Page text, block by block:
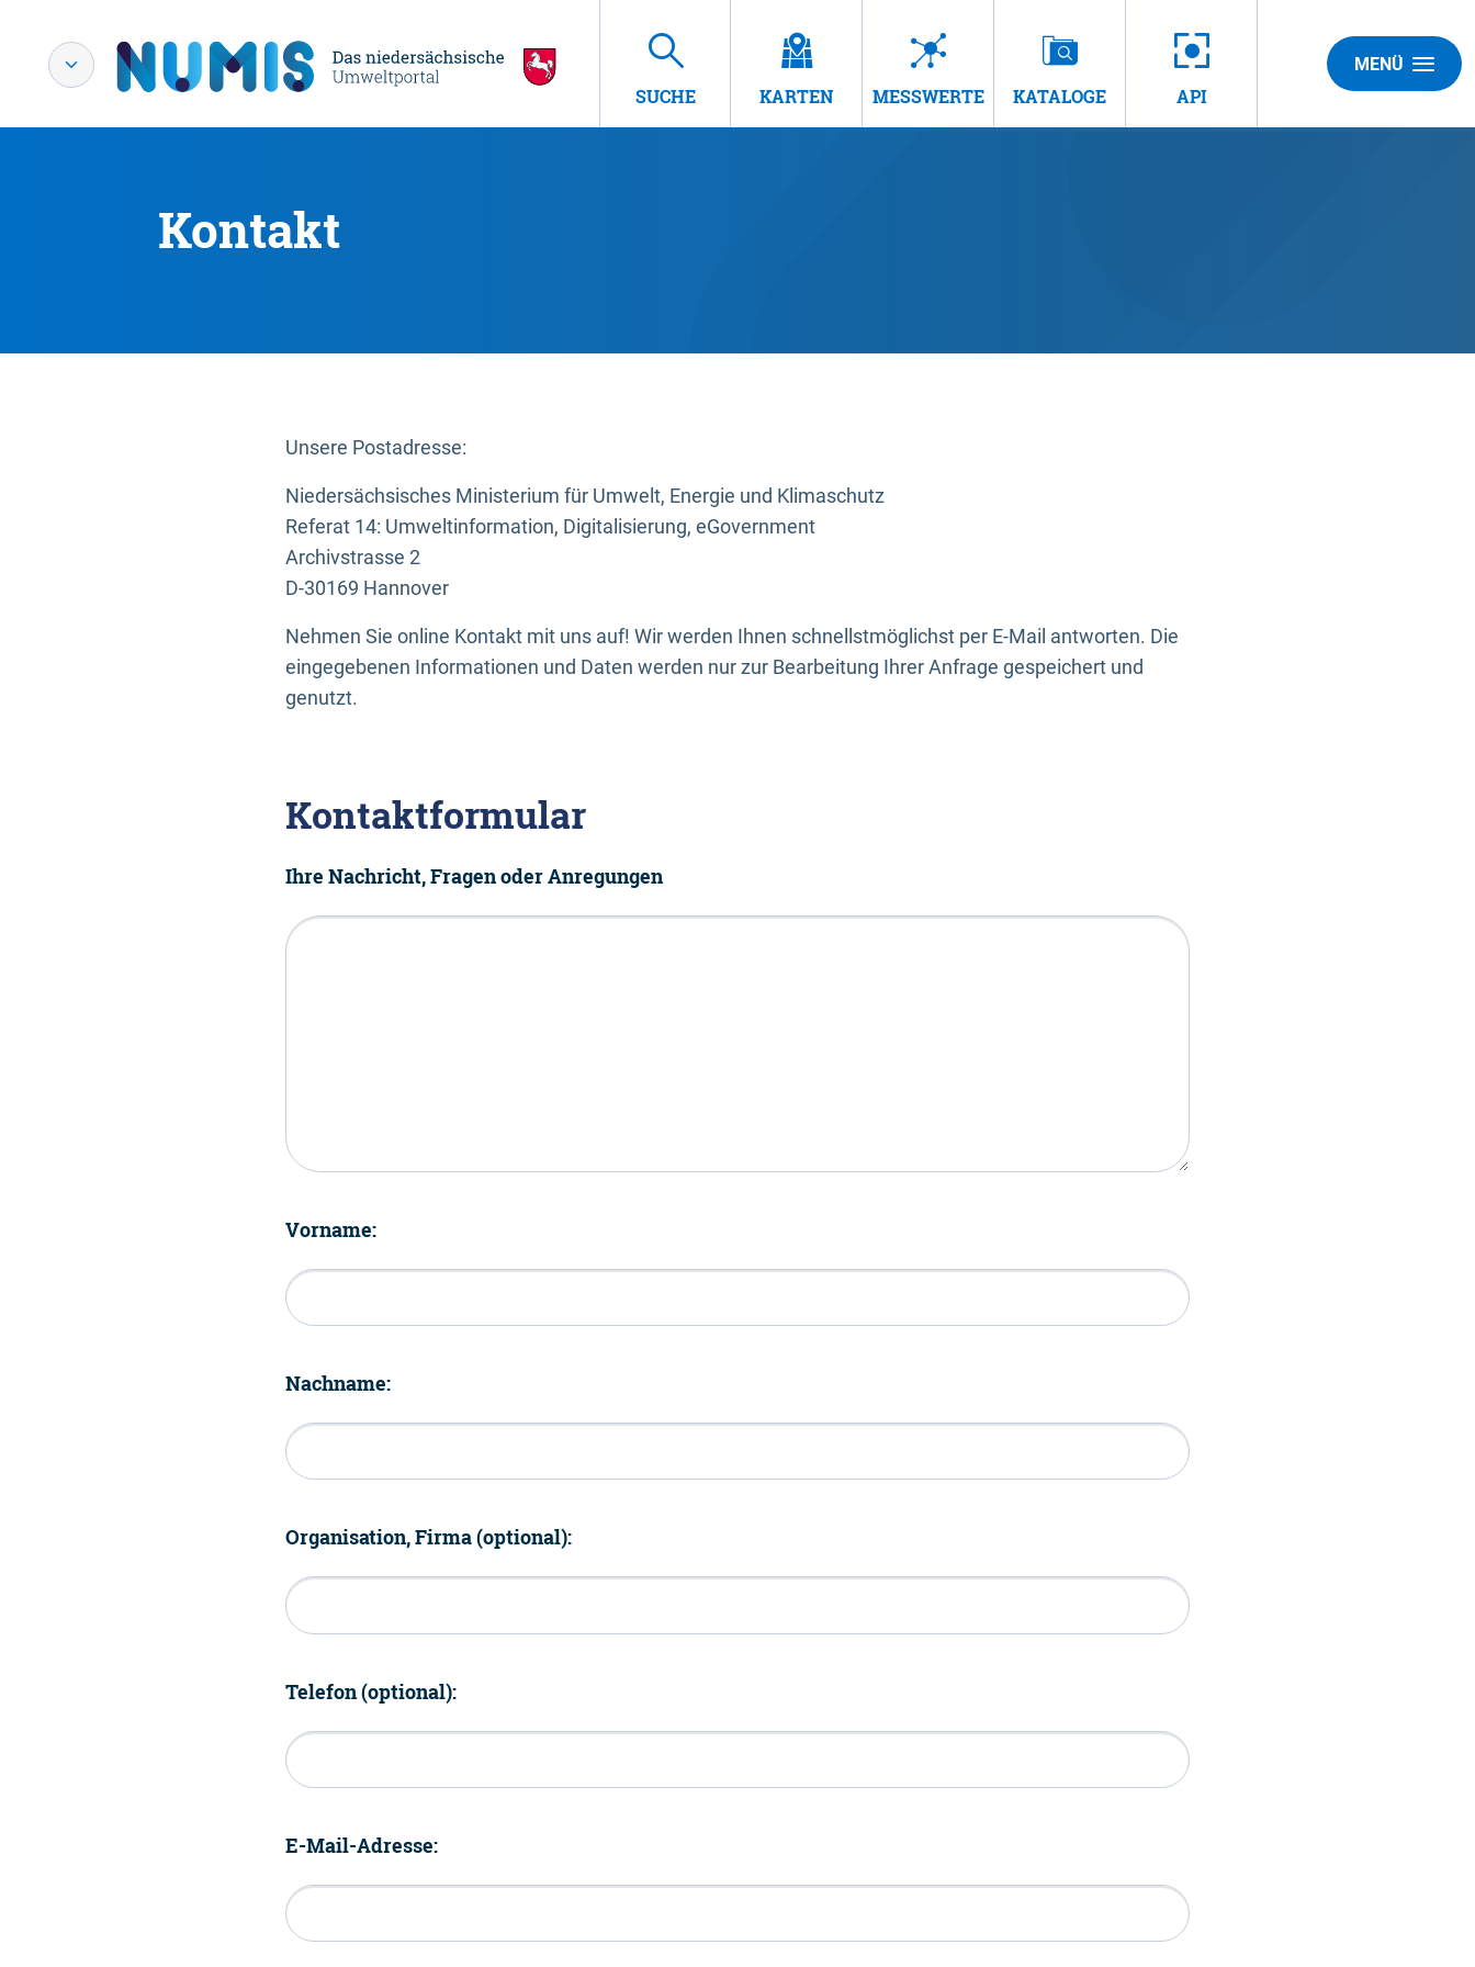
SUCHE KARTEN MESSWERTE KATALOGE API
MENÜ
Kontakt
Unsere Postadresse:
Niedersächsisches Ministerium für Umwelt, Energie und Klimaschutz
Referat 14: Umweltinformation, Digitalisierung, eGovernment
Archivstrasse 2
D-30169 Hannover
Nehmen Sie online Kontakt mit uns auf! Wir werden Ihnen schnellstmöglichst per E-Mail antworten. Die
eingegebenen Informationen und Daten werden nur zur Bearbeitung Ihrer Anfrage gespeichert und
genutzt.
Kontaktformular
Ihre Nachricht, Fragen oder Anregungen
Vorname:
Nachname:
Organisation, Firma (optional):
Telefon (optional):
E-Mail-Adresse: